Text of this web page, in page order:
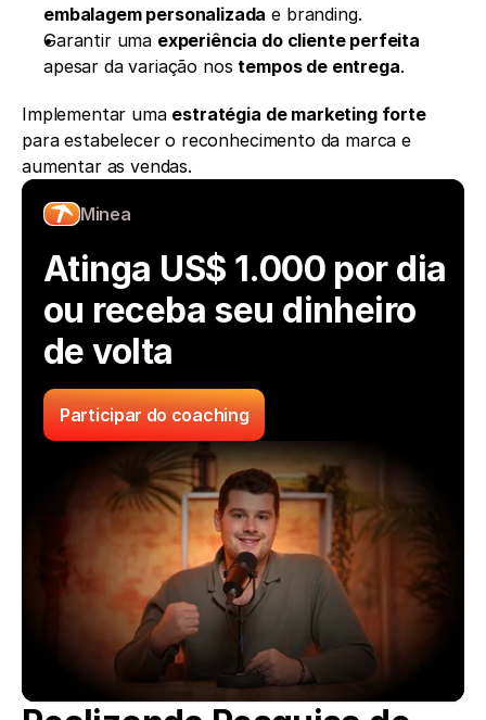
embalagem personalizada e branding.
Garantir uma experiência do cliente perfeita
apesar da variação nos tempos de entrega.
Implementar uma estratégia de marketing forte
para estabelecer o reconhecimento da marca e
aumentar as vendas.
Minea
Atinga US$ 1.000 por dia
ou receba seu dinheiro
de volta
Participar do coaching